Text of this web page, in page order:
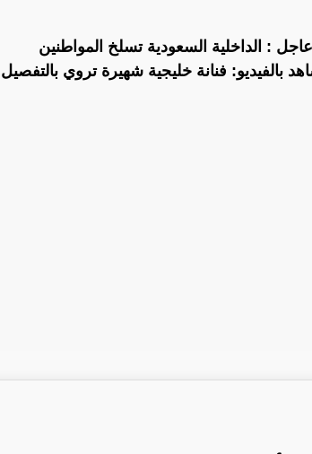
عاجل : الداخلية السعودية تسلخ المواطنين
بالفيديو: فنانة خليجية شهيرة تروي بالتفصيل